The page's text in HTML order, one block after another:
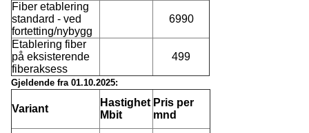
Fiber etablering
standard - ved
fortetting/nybygg
6990
Etablering fiber
på eksisterende
fiberaksess
499
Gjeldende fra 01.10.2025:
Variant
Hastighet
Mbit
Pris per
mnd